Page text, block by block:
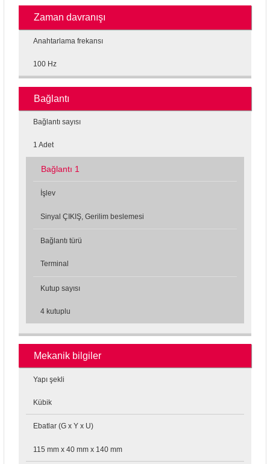
Zaman davranışı
Anahtarlama frekansı
100 Hz
Bağlantı
Bağlantı sayısı
1 Adet
Bağlantı 1
İşlev
Sinyal ÇIKIŞ, Gerilim beslemesi
Bağlantı türü
Terminal
Kutup sayısı
4 kutuplu
Mekanik bilgiler
Yapı şekli
Kübik
Ebatlar (G x Y x U)
115 mm x 40 mm x 140 mm